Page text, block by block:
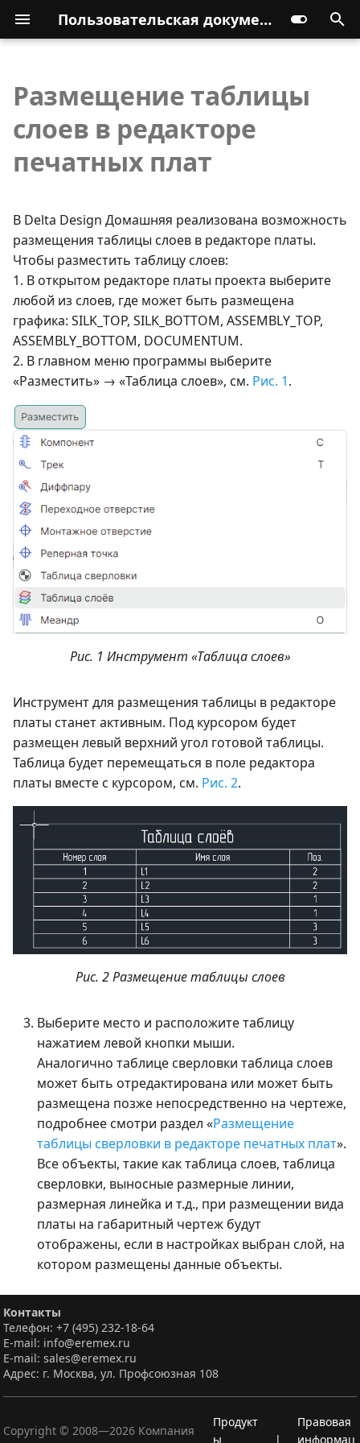
Пользовательская документация
Размещение таблицы
слоев в редакторе
печатных плат
В Delta Design Домашняя реализована возможность
размещения таблицы слоев в редакторе платы.
Чтобы разместить таблицу слоев:
1. В открытом редакторе платы проекта выберите
любой из слоев, где может быть размещена
графика: SILK_TOP, SILK_BOTTOM, ASSEMBLY_TOP,
ASSEMBLY_BOTTOM, DOCUMENTUM.
2. В главном меню программы выберите
«Разместить» → «Таблица слоев», см. Рис. 1.
Рис. 1 Инструмент «Таблица слоев»
Инструмент для размещения таблицы в редакторе
платы станет активным. Под курсором будет
размещен левый верхний угол готовой таблицы.
Таблица будет перемещаться в поле редактора
платы вместе с курсором, см. Рис. 2.
Рис. 2 Размещение таблицы слоев
Выберите место и расположите таблицу
нажатием левой кнопки мыши.
Аналогично таблице сверловки таблица слоев
может быть отредактирована или может быть
размещена позже непосредственно на чертеже,
подробнее смотри раздел «Размещение
таблицы сверловки в редакторе печатных плат».
Все объекты, такие как таблица слоев, таблица
сверловки, выносные размерные линии,
размерная линейка и т.д., при размещении вида
платы на габаритный чертеж будут
отображены, если в настройках выбран слой, на
котором размещены данные объекты.
Контакты
Телефон: +7 (495) 232-18-64
E-mail: info@eremex.ru
E-mail: sales@eremex.ru
Адрес: г. Москва, ул. Профсоюзная 108
Copyright © 2008—2026 Компания
Продукт
ы
|
Правовая
информац